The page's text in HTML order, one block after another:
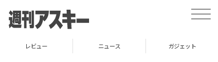
toggle
レビュー ニュース ガジェット